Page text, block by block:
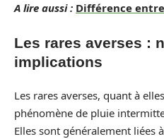
A lire aussi : Différence
Les rares averses :
implications
Les rares averses, quant à
phénomène de pluie
Elles sont généralement liées